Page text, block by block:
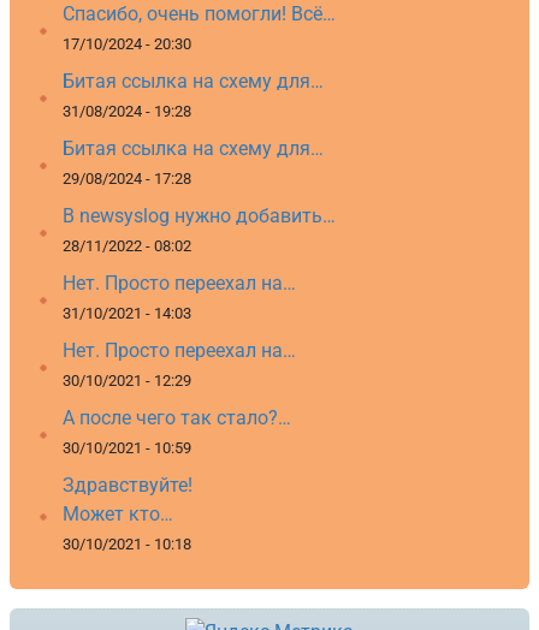
Спасибо, очень помогли! Всё…
17/10/2024 - 20:30
Битая ссылка на схему для…
31/08/2024 - 19:28
Битая ссылка на схему для…
29/08/2024 - 17:28
В newsyslog нужно добавить…
28/11/2022 - 08:02
Нет. Просто переехал на…
31/10/2021 - 14:03
Нет. Просто переехал на…
30/10/2021 - 12:29
А после чего так стало?…
30/10/2021 - 10:59
Здравствуйте!
Может кто…
30/10/2021 - 10:18